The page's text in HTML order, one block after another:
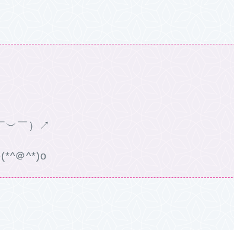
︶￣）↗
＠^*)o